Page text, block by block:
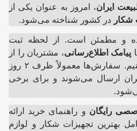
ایران، امروز به عنوان یکی از
شکار در کشور شناخته می‌شود.
و مطمئن است. از لحظه ثبت
پیامک اطلاع‌رسانی، مشتریان را از
وضعیت سفارش خود آگاه می‌کنیم. سفارش‌ها معمولاً ظرف ۲ روز
ارسال می‌شوند و برای برخی
رایگان و راهنمای خرید ارائه
بهترین تجهیزات شکار و لوازم